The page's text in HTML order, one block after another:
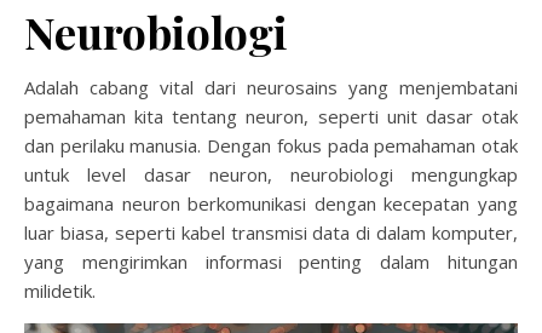
Neurobiologi
Adalah cabang vital dari neurosains yang menjembatani
pemahaman kita tentang neuron, seperti unit dasar otak
dan perilaku manusia. Dengan fokus pada pemahaman otak
untuk level dasar neuron, neurobiologi mengungkap
bagaimana neuron berkomunikasi dengan kecepatan yang
luar biasa, seperti kabel transmisi data di dalam komputer,
yang mengirimkan informasi penting dalam hitungan
milidetik.